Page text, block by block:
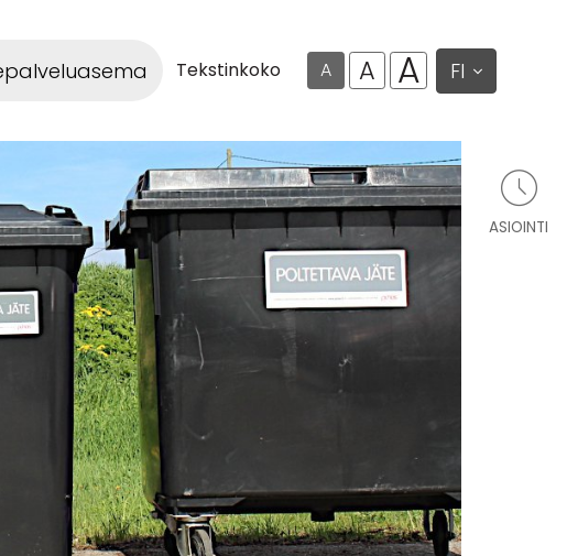
Tekstinkoko A A A FI
ASIOINTI